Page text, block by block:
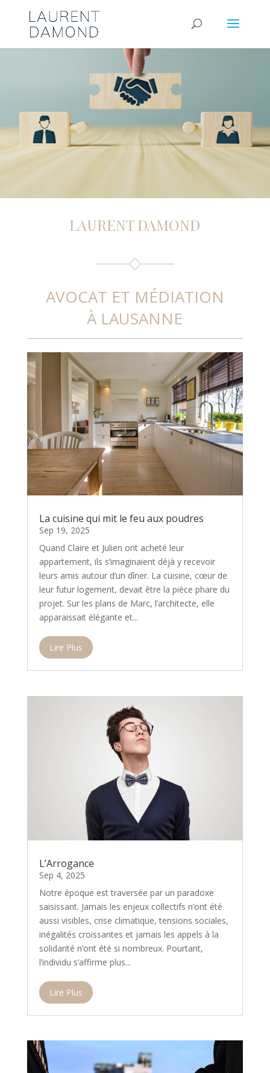
LAURENT DAMOND
AVOCAT ET MÉDIATION
À LAUSANNE
La cuisine qui mit le feu aux poudres
Sep 19, 2025
Quand Claire et Julien ont acheté leur
appartement, ils s’imaginaient déjà y recevoir
leurs amis autour d’un dîner. La cuisine, cœur de
leur futur logement, devait être la pièce phare du
projet. Sur les plans de Marc, l’architecte, elle
apparaissait élégante et...
Lire Plus
L’Arrogance
Sep 4, 2025
Notre époque est traversée par un paradoxe
saisissant. Jamais les enjeux collectifs n’ont été
aussi visibles, crise climatique, tensions sociales,
inégalités croissantes et jamais les appels à la
solidarité n’ont été si nombreux. Pourtant,
l’individu s’affirme plus...
Lire Plus